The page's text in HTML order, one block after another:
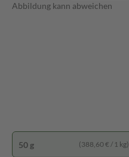
Abbildung kann abweichen
50 g (388,60 € / 1 kg)